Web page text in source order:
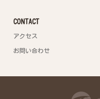
CONTACT
アクセス
お問い合わせ